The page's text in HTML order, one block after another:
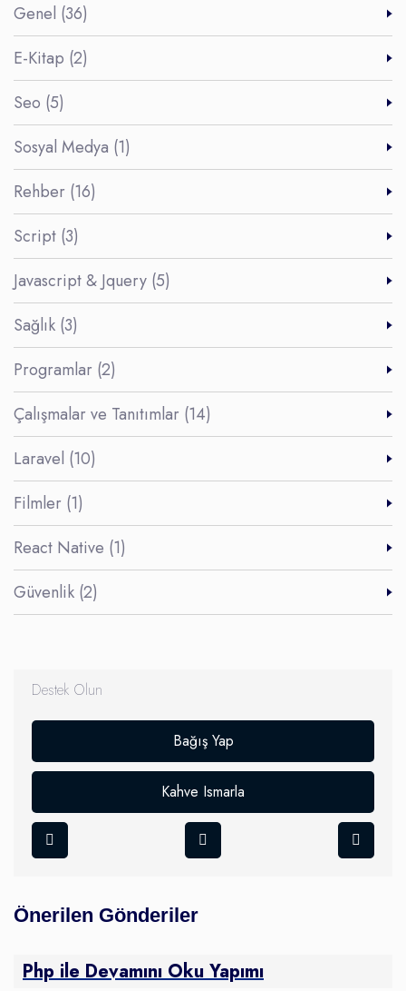
Genel (36)
E-Kitap (2)
Seo (5)
Sosyal Medya (1)
Rehber (16)
Script (3)
Javascript & Jquery (5)
Sağlık (3)
Programlar (2)
Çalışmalar ve Tanıtımlar (14)
Laravel (10)
Filmler (1)
React Native (1)
Güvenlik (2)
Destek Olun
Bağış Yap
Kahve Ismarla
Önerilen Gönderiler
Php ile Devamını Oku Yapımı